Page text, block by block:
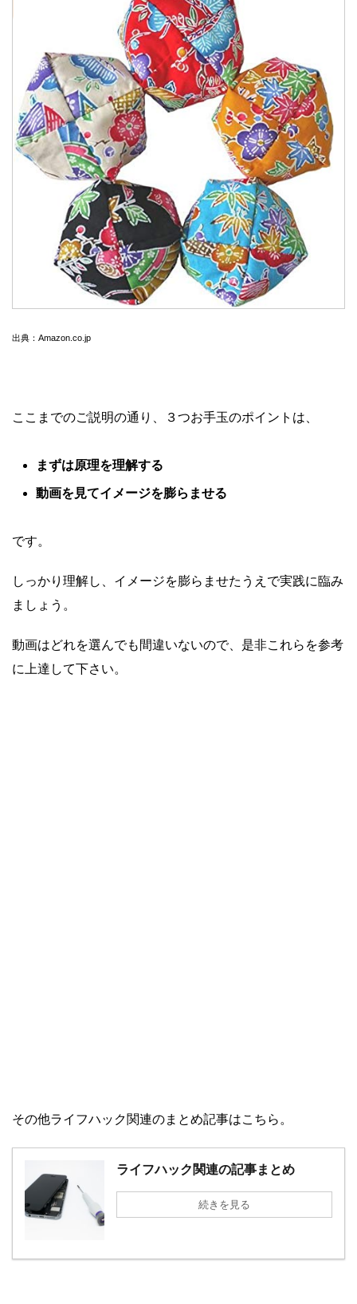
出典：Amazon.co.jp
ここまでのご説明の通り、３つお手玉のポイントは、
まずは原理を理解する
動画を見てイメージを膨らませる
です。
しっかり理解し、イメージを膨らませたうえで実践に臨み
ましょう。
動画はどれを選んでも間違いないので、是非これらを参考
に上達して下さい。
その他ライフハック関連のまとめ記事はこちら。
ライフハック関連の記事まとめ
続きを見る